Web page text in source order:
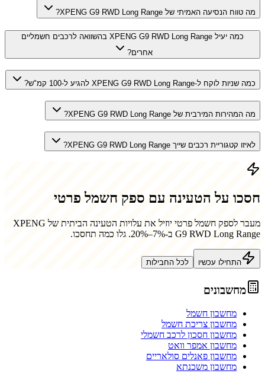
מה טווח הנסיעה האמיתי של XPENG G9 RWD Long Range?
כמה יעיל XPENG G9 RWD Long Range בהשוואה לרכבים חשמליים
אחרים?
כמה שניות לוקח ל-XPENG G9 RWD Long Range להגיע ל-100 קמ"ש?
מה המהירות המירבית של XPENG G9 RWD Long Range?
לאיזו קטגוריית רכבים שייך XPENG G9 RWD Long Range?
חסכו על הטעינה עם ספק חשמל פרטי
מעבר לספק חשמל פרטי יוזיל את עלויות הטעינה הביתית של XPENG
G9 RWD Long Range ב-7%–20%. גלו כמה תחסכו.
התחילו עכשיו לכל החבילות
מחשבונים
מחשבון חשמל
מחשבון צריכת חשמל
מחשבון חסכון לרכב חשמלי
מחשבון אמפר וואט
מחשבון פאנלים סולאריים
מחשבון משכנתא